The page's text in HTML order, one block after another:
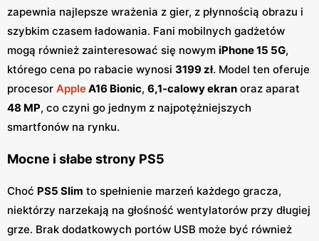
zapewnia najlepsze wrażenia z gier, z płynnością obrazu i
szybkim czasem ładowania. Fani mobilnych gadżetów
mogą również zainteresować się nowym iPhone 15 5G,
którego cena po rabacie wynosi 3199 zł. Model ten oferuje
procesor AppleA16 Bionic, 6,1-calowy ekran oraz aparat
48 MP, co czyni go jednym z najpotężniejszych
smartfonów na rynku.
Mocne i słabe strony PS5
Choć PS5 Slim to spełnienie marzeń każdego gracza,
niektórzy narzekają na głośność wentylatorów przy długiej
grze. Brak dodatkowych portów USB może być również